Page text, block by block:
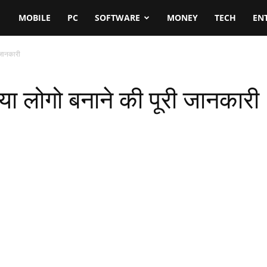
MOBILE PC SOFTWARE MONEY TECH
बनाने की पूरी जानकारी